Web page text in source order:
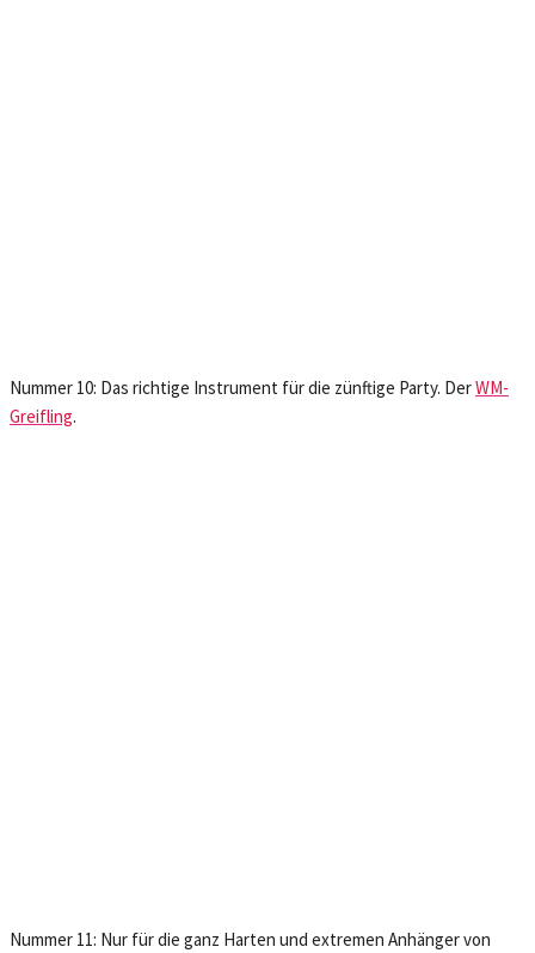
Nummer 10: Das richtige Instrument für die zünftige Party. DerWM-
Greifling.
Nummer 11: Nur für die ganz Harten und extremen Anhänger von